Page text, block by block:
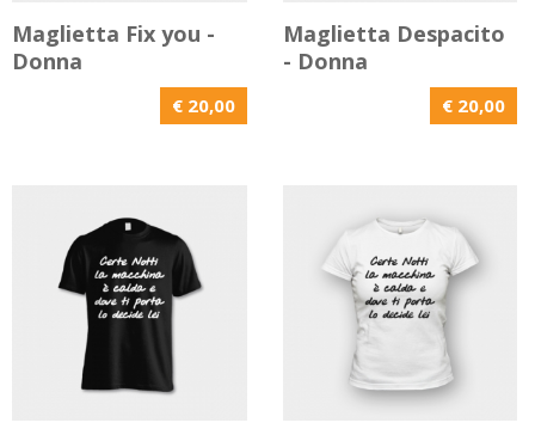
Maglietta Fix you -
Donna
€ 20,00
Maglietta Despacito
- Donna
€ 20,00